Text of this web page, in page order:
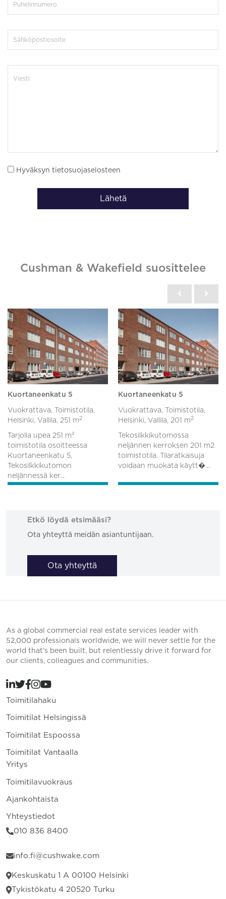
Hyväksyn tietosuojaselosteen
Lähetä
Cushman & Wakefield suosittelee
Kuortaneenkatu 5
Vuokrattava, Toimistotila,
Helsinki, Vallila, 251 m 2
Tarjolla upea 251 m²
toimistotila osoitteessa
Kuortaneenkatu 5,
Tekosilkkikutomon
neljännessä ker...
Kuortaneenkatu 5
Vuokrattava, Toimistotila,
Helsinki, Vallila, 201 m 2
Tekosilkkikutomossa
neljännen kerroksen 201 m2
toimistotila. Tilaratkaisuja
voidaan muokata käytt�...
Etkö löydä etsimääsi?
Ota yhteyttä meidän asiantuntijaan.
Ota yhteyttä
As a global commercial real estate services leader with
52,000 professionals worldwide, we will never settle for the
world that’s been built, but relentlessly drive it forward for
our clients, colleagues and communities.
Toimitilahaku
Toimitilat Helsingissä
Toimitilat Espoossa
Toimitilat Vantaalla
Yritys
Toimitilavuokraus
Ajankohtaista
Yhteystiedot
010 836 8400
info.fi@cushwake.com
Keskuskatu 1 A 00100 Helsinki
Tykistökatu 4 20520 Turku